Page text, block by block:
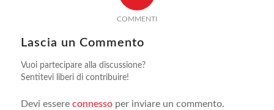
COMMENTI
Lascia un Commento
Vuoi partecipare alla discussione?
Sentitevi liberi di contribuire!
Devi essere connessoper inviare un commento.